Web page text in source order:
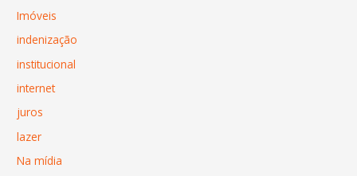
Imóveis
indenização
institucional
internet
juros
lazer
Na mídia